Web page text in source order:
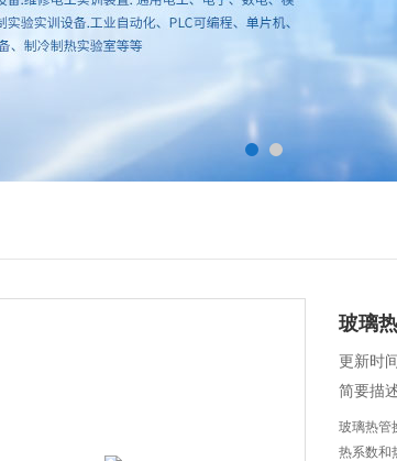
玻璃
更新时
简要描
玻璃热管
热系数和